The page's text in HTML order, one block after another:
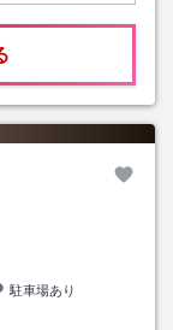
駐車場あり